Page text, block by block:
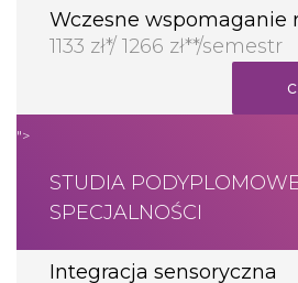
Wczesne wspomaganie
1133 zł*/ 1266 zł**/semestr
">
STUDIA
SPECJALNOŚCI
Integracja sensoryczna